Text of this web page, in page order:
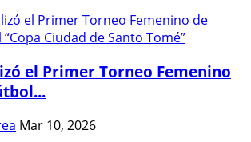
el Primer Torneo Femenino
Mar 10, 2026